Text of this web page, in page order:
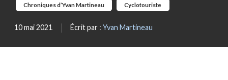
MOITIÉ-MOITIÉ
Chroniques d’Yvan Martineau Cyclotouriste
10 mai 2021 Écrit par : Yvan Martineau